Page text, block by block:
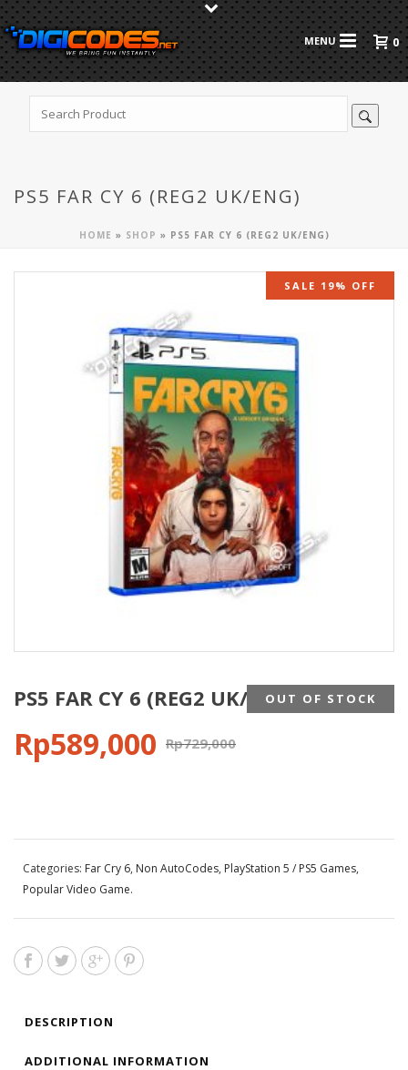
0
PS5 FAR CY 6 (REG2 UK/ENG)
HOME » SHOP » PS5 FAR CY 6 (REG2 UK/ENG)
SALE 19% OFF
PS5 FAR CY 6 (REG2 UK/ENG)
Rp729,000
Rp589,000
OUT OF STOCK
Categories: Far Cry 6, Non AutoCodes, PlayStation 5 / PS5 Games,
Popular Video Game.
DESCRIPTION
ADDITIONAL INFORMATION